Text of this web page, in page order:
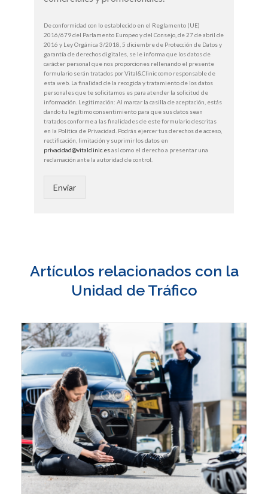
De conformidad con lo establecido en el Reglamento (UE)
2016/679 del Parlamento Europeo y del Consejo, de 27 de abril de
2016 y Ley Orgánica 3/2018, 5 diciembre de Protección de Datos y
garantía de derechos digitales, se le informa que los datos de
carácter personal que nos proporciones rellenando el presente
formulario serán tratados por Vital&Clinic como responsable de
esta web. La finalidad de la recogida y tratamiento de los datos
personales que te solicitamos es para atender la solicitud de
información. Legitimación: Al marcar la casilla de aceptación, estás
dando tu legítimo consentimiento para que sus datos sean
tratados conforme a las finalidades de este formulario descritas
en la Política de Privacidad. Podrás ejercer tus derechos de acceso,
rectificación, limitación y suprimir los datos en
privacidad@vitalclinic.esasí como el derecho a presentar una
reclamación ante la autoridad de control.
Enviar
Artículos relacionados con la
Unidad de Tráfico